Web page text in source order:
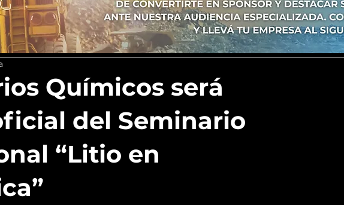
Químicos será
del Seminario
“Litio en